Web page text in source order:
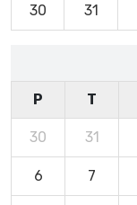
30 31
P T
30 31
6 7